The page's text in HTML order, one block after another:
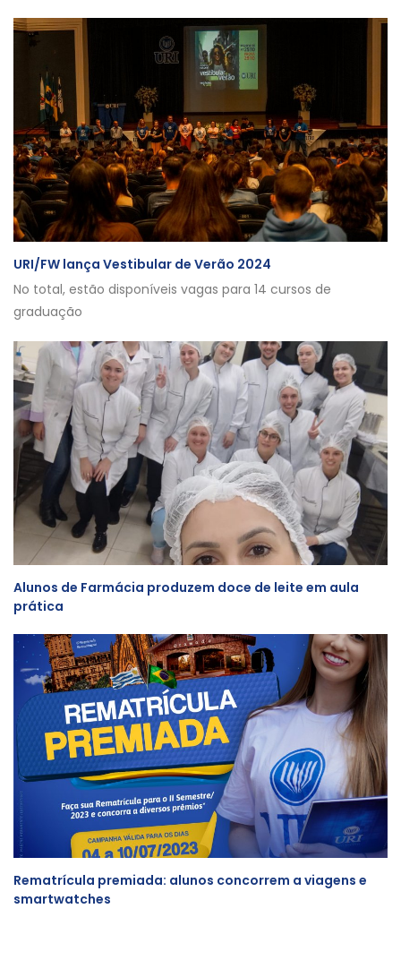
URI/FW lança Vestibular de Verão 2024
No total, estão disponíveis vagas para 14 cursos de
graduação
Alunos de Farmácia produzem doce de leite em aula
prática
Rematrícula premiada: alunos concorrem a viagens e
smartwatches